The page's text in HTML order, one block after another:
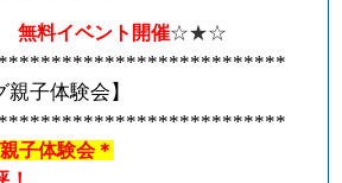
無料イベント開催☆★☆
親子体験会】
子体験会＊